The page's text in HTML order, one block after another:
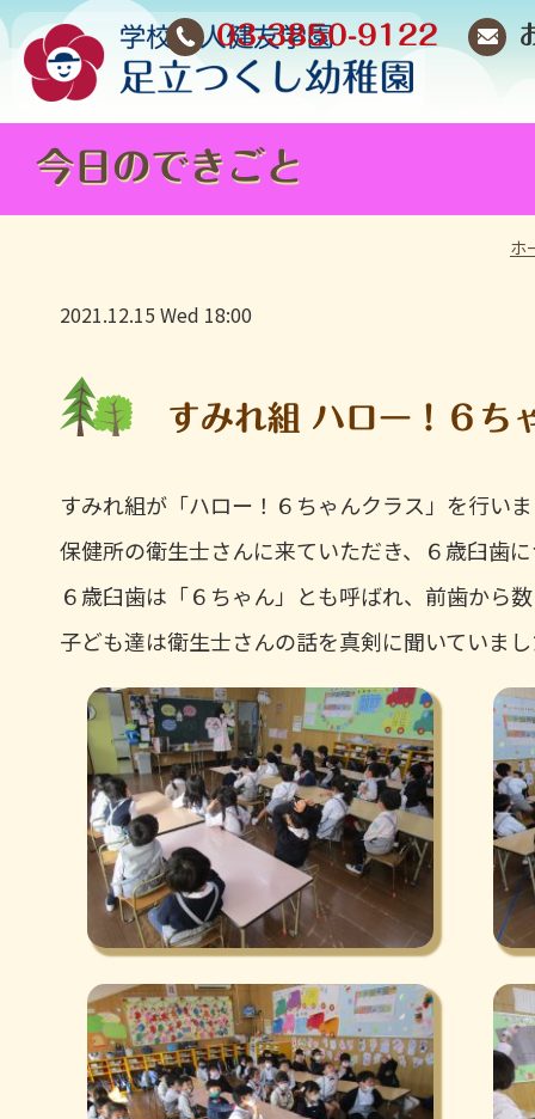
03-3850-9122
今日のできごと
ホ
2021.12.15 Wed 18:00
すみれ組 ハロー！６ち
すみれ組が「ハロー！６ちゃんクラス」を行い
保健所の衛生士さんに来ていただき、６歳臼歯
６歳臼歯は「６ちゃん」とも呼ばれ、前歯から
子ども達は衛生士さんの話を真剣に聞いていま